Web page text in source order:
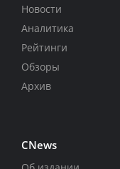
Новости
Аналитика
Рейтинги
Обзоры
Архив
CNews